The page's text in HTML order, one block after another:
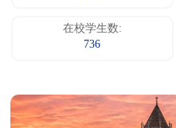
在校学生数:
736